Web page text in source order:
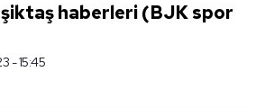
haberleri (BJK spor
- 15:45